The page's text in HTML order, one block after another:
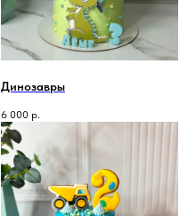
Динозавры
6 000 р.